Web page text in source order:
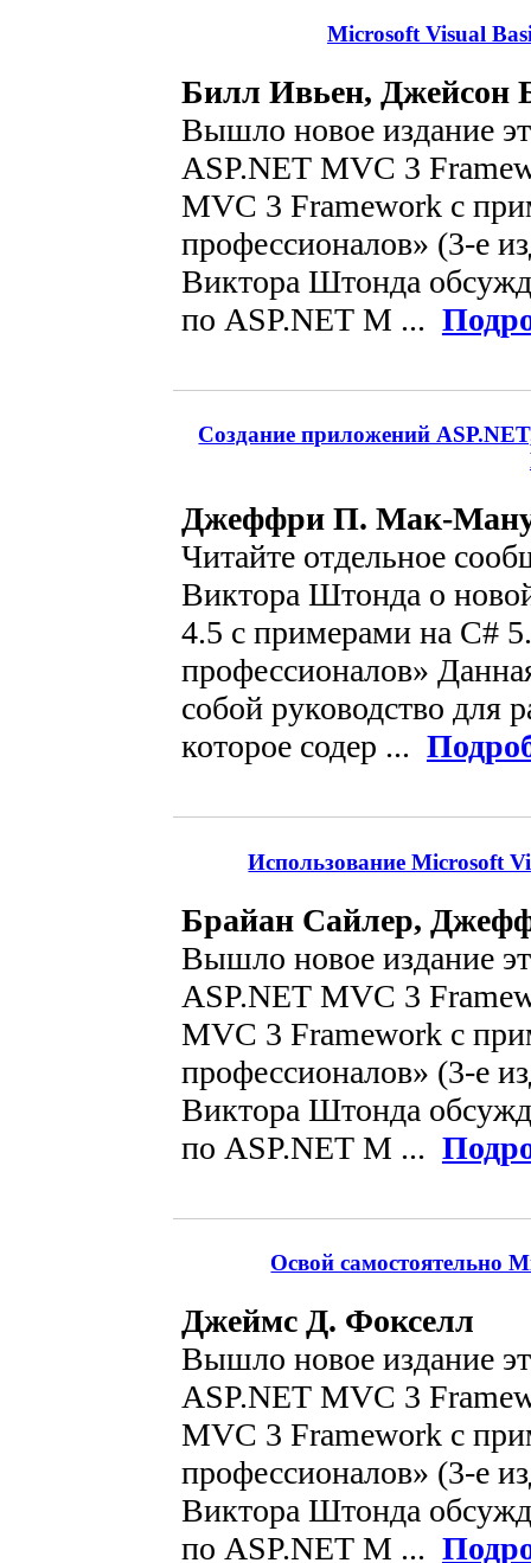
Microsoft Visual
Билл Ивьен, Джейсон
Вышло новое издание
ASP.NET MVC 3
MVC 3 Framework с
профессионалов» (3-е
Виктора Штонда
по ASP.NET M ...
Создание приложений
Джеффри П. Мак-
Читайте отдельное
Виктора Штонда о
4.5 с примерами на C#
профессионалов»
собой руководство для
которое содер ...
Использование Microsoft
Брайан Сайлер,
Вышло новое издание
ASP.NET MVC 3
MVC 3 Framework с
профессионалов» (3-е
Виктора Штонда
по ASP.NET M ...
Освой самостоятельно
Джеймс Д. Фокселл
Вышло новое издание
ASP.NET MVC 3
MVC 3 Framework с
профессионалов» (3-е
Виктора Штонда
по ASP.NET M ...